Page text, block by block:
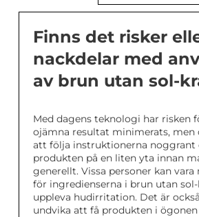
Finns det risker
nackdelar med
av brun utan sol-
Med dagens teknologi har risken
ojämna resultat minimerats,
att följa instruktionerna noggrant
produkten på en liten yta innan
generellt. Vissa personer kan vara
för ingredienserna i brun utan
uppleva hudirritation. Det är
undvika att få produkten i ögonen